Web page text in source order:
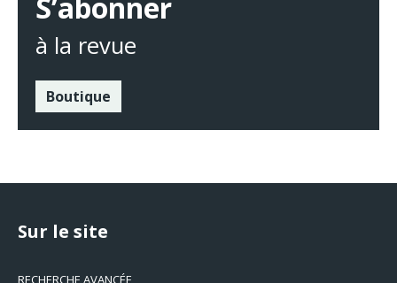
à la revue
Boutique
Sur le site
RECHERCHE AVANCÉE